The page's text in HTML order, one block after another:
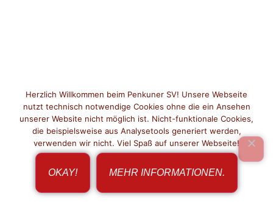
Herzlich Willkommen beim Penkuner SV! Unsere Webseite
nutzt technisch notwendige Cookies ohne die ein Ansehen
unserer Website nicht möglich ist. Nicht-funktionale Cookies,
die beispielsweise aus Analysetools generiert werden,
verwenden wir nicht. Viel Spaß auf unserer Webseite!
OKAY! MEHR INFORMATIONEN.